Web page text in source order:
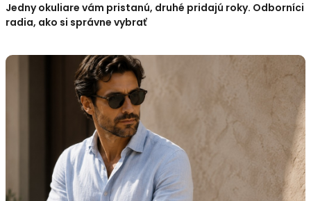
Jedny okuliare vám pristanú, druhé pridajú roky. Odborníci
radia, ako si správne vybrať